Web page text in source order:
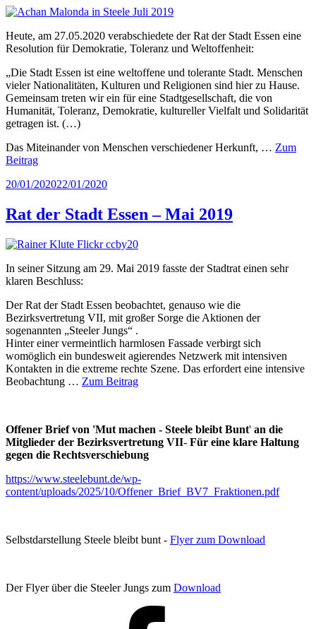
Heute, am 27.05.2020 verabschiedete der Rat der Stadt Essen eine
Resolution für Demokratie, Toleranz und Weltoffenheit:
„Die Stadt Essen ist eine weltoffene und tolerante Stadt. Menschen
vieler Nationalitäten, Kulturen und Religionen sind hier zu Hause.
Gemeinsam treten wir ein für eine Stadtgesellschaft, die von
Humanität, Toleranz, Demokratie, kultureller Vielfalt und Solidarität
getragen ist. (…)
Das Miteinander von Menschen verschiedener Herkunft, … Zum
Beitrag
Veröffentlicht
20/01/202022/01/2020
Rat der Stadt Essen – Mai 2019
In seiner Sitzung am 29. Mai 2019 fasste der Stadtrat einen sehr
klaren Beschluss:
Der Rat der Stadt Essen beobachtet, genauso wie die
Bezirksvertretung VII, mit großer Sorge die Aktionen der
sogenannten „Steeler Jungs“ .
Hinter einer vermeintlich harmlosen Fassade verbirgt sich
womöglich ein bundesweit agierendes Netzwerk mit intensiven
Kontakten in die extreme rechte Szene. Das erfordert eine intensive
Beobachtung … Zum Beitrag
Offener Brief von 'Mut machen - Steele bleibt Bunt' an die
Mitglieder der Bezirksvertretung VII- Für eine klare Haltung
gegen die Rechtsverschiebung
https://www.steelebunt.de/wp-
content/uploads/2025/10/Offener_Brief_BV7_Fraktionen.pdf
Selbstdarstellung Steele bleibt bunt - Flyer zum Download
Der Flyer über die Steeler Jungs zum Download